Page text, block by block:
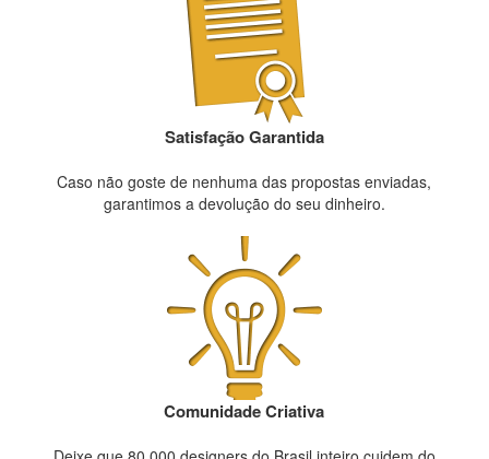
Satisfação Garantida
Caso não goste de nenhuma das propostas enviadas,
garantimos a devolução do seu dinheiro.
Comunidade Criativa